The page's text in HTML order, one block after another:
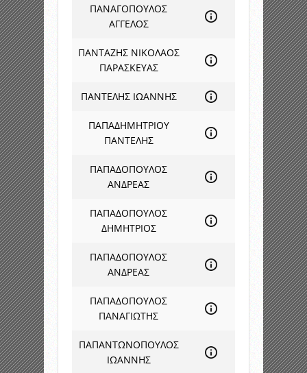
ΠΑΝΑΓΟΠΟΥΛΟΣ
ΑΓΓΕΛΟΣ
ΠΑΝΤΑΖΗΣ ΝΙΚΟΛΑΟΣ
ΠΑΡΑΣΚΕΥΑΣ
ΠΑΝΤΕΛΗΣ ΙΩΑΝΝΗΣ
ΠΑΠΑΔΗΜΗΤΡΙΟΥ
ΠΑΝΤΕΛΗΣ
ΠΑΠΑΔΟΠΟΥΛΟΣ
ΑΝΔΡΕΑΣ
ΠΑΠΑΔΟΠΟΥΛΟΣ
ΔΗΜΗΤΡΙΟΣ
ΠΑΠΑΔΟΠΟΥΛΟΣ
ΑΝΔΡΕΑΣ
ΠΑΠΑΔΟΠΟΥΛΟΣ
ΠΑΝΑΓΙΩΤΗΣ
ΠΑΠΑΝΤΩΝΟΠΟΥΛΟΣ
ΙΩΑΝΝΗΣ